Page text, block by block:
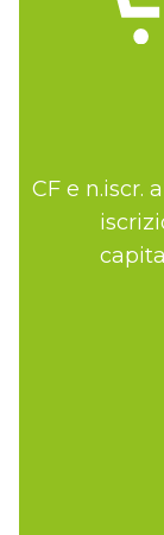
CF e n.iscr.